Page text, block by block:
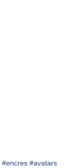
#encres #avatars